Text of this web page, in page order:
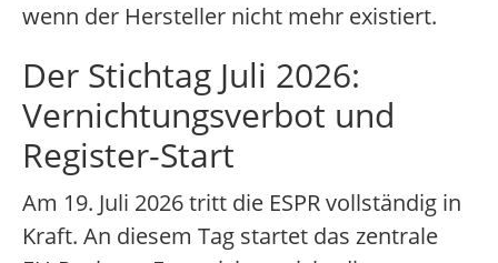
wenn der Hersteller nicht mehr existiert.
Der Stichtag Juli 2026:
Vernichtungsverbot und
Register-Start
Am 19. Juli 2026 tritt die ESPR vollständig in
Kraft. An diesem Tag startet das zentrale